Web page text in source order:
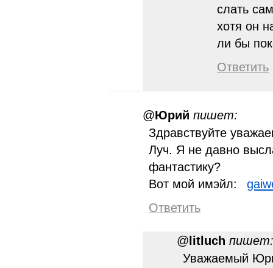
слать
хотя он
ли бы
Ответить
@Юрий пишет:
Здравствуйте
Луч. Я не давно
фантастику?
Вот мой имэйл:
Ответить
@ litluch пишет:
Уважаемый